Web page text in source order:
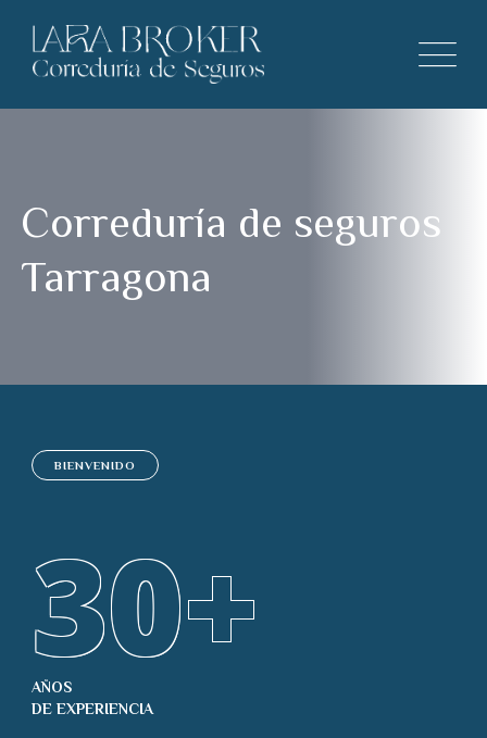
Correduría de seguros
Tarragona
BIENVENIDO
30+
AÑOS
DE EXPERIENCIA